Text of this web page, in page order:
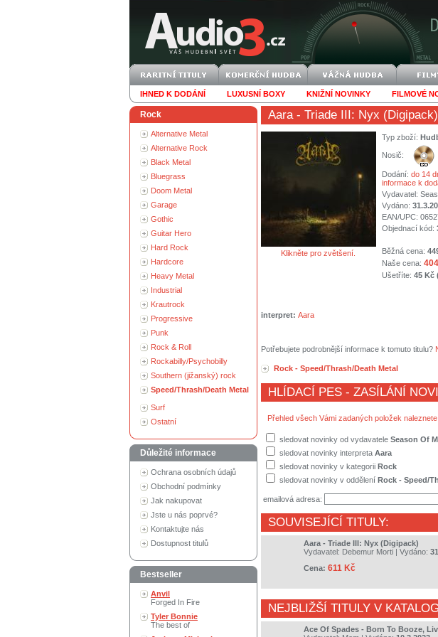
IHNED K DODÁNÍ LUXUSNÍ BOXY KNIŽNÍ NOVINKY FILMOVÉ
Rock
Alternative Metal
Alternative Rock
Black Metal
Bluegrass
Doom Metal
Garage
Gothic
Guitar Hero
Hard Rock
Hardcore
Heavy Metal
Industrial
Krautrock
Progressive
Punk
Rock & Roll
Rockabilly/Psychobilly
Southern (jižanský) rock
Speed/Thrash/Death Metal
Surf
Ostatní
Důležité informace
Ochrana osobních údajů
Obchodní podmínky
Jak nakupovat
Jste u nás poprvé?
Kontaktujte nás
Dostupnost titulů
Bestseller
Anvil
Forged In Fire
Tyler Bonnie
The best of
Aara- Triade III: Nyx (Digipack)
Klikněte pro zvětšení.
Typ zboží:
Nosič:
Dodání: do 14
informace k
Vydavatel:
Vydáno:
EAN/UPC:
Objednací kód:
Běžná cena:
Naše cena:
Ušetříte: 45 Kč
interpret: Aara
Potřebujete podrobnější informace k tomuto titulu?
Rock - Speed/Thrash/Death Metal
HLÍDACÍ PES - ZASÍLÁNÍ
Přehled všech Vámi zadaných položek
sledovat novinky od vydavatele Season Of
sledovat novinky interpreta Aara
sledovat novinky v kategorii Rock
sledovat novinky v oddělení Rock - Speed/
emailová adresa:
SOUVISEJÍCÍ TITULY:
Aara - Triade III: Nyx (Digipack)
Vydavatel: Debemur Morti | Vydáno:
Cena: 611 Kč
NEJBLIŽŠÍ TITULY V
Ace Of Spades - Born To Booze,